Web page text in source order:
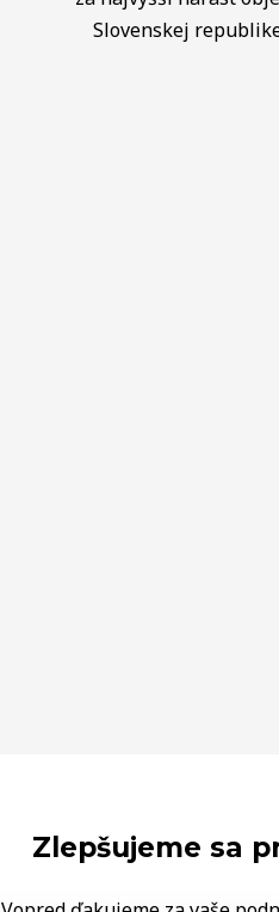
Slovenskej
Zlepšujeme sa